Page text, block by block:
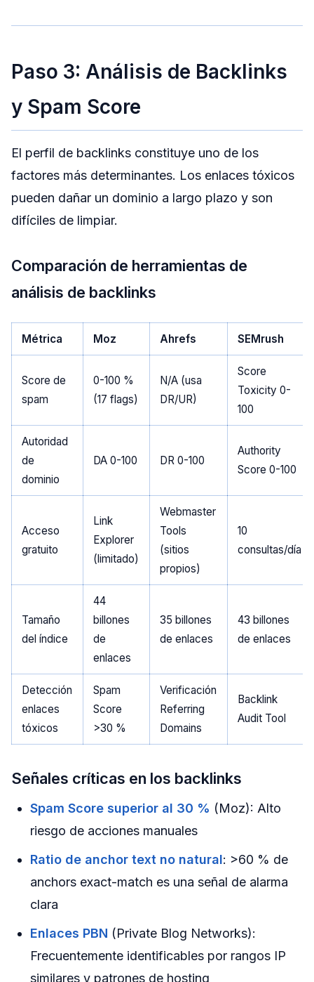
Paso 3: Análisis de Backlinks
y Spam Score
El perfil de backlinks constituye uno de los
factores más determinantes. Los enlaces tóxicos
pueden dañar un dominio a largo plazo y son
difíciles de limpiar.
Comparación de herramientas de
análisis de backlinks
Métrica Moz Ahrefs SEMrush
Score de
spam
0-100 %
(17 flags)
N/A (usa
DR/UR)
Score
Toxicity 0-
100
Autoridad
de
dominio
DA 0-100 DR 0-100
Authority
Score 0-100
Acceso
gratuito
Link
Explorer
(limitado)
Webmaster
Tools
(sitios
propios)
10
consultas/día
Tamaño
del índice
44
billones
de
enlaces
35 billones
de enlaces
43 billones
de enlaces
Detección
enlaces
tóxicos
Spam
Score
>30 %
Verificación
Referring
Domains
Backlink
Audit Tool
Señales críticas en los backlinks
Spam Score superior al 30 % (Moz): Alto
riesgo de acciones manuales
Ratio de anchor text no natural: >60 % de
anchors exact-match es una señal de alarma
clara
Enlaces PBN (Private Blog Networks):
Frecuentemente identificables por rangos IP
similares y patrones de hosting